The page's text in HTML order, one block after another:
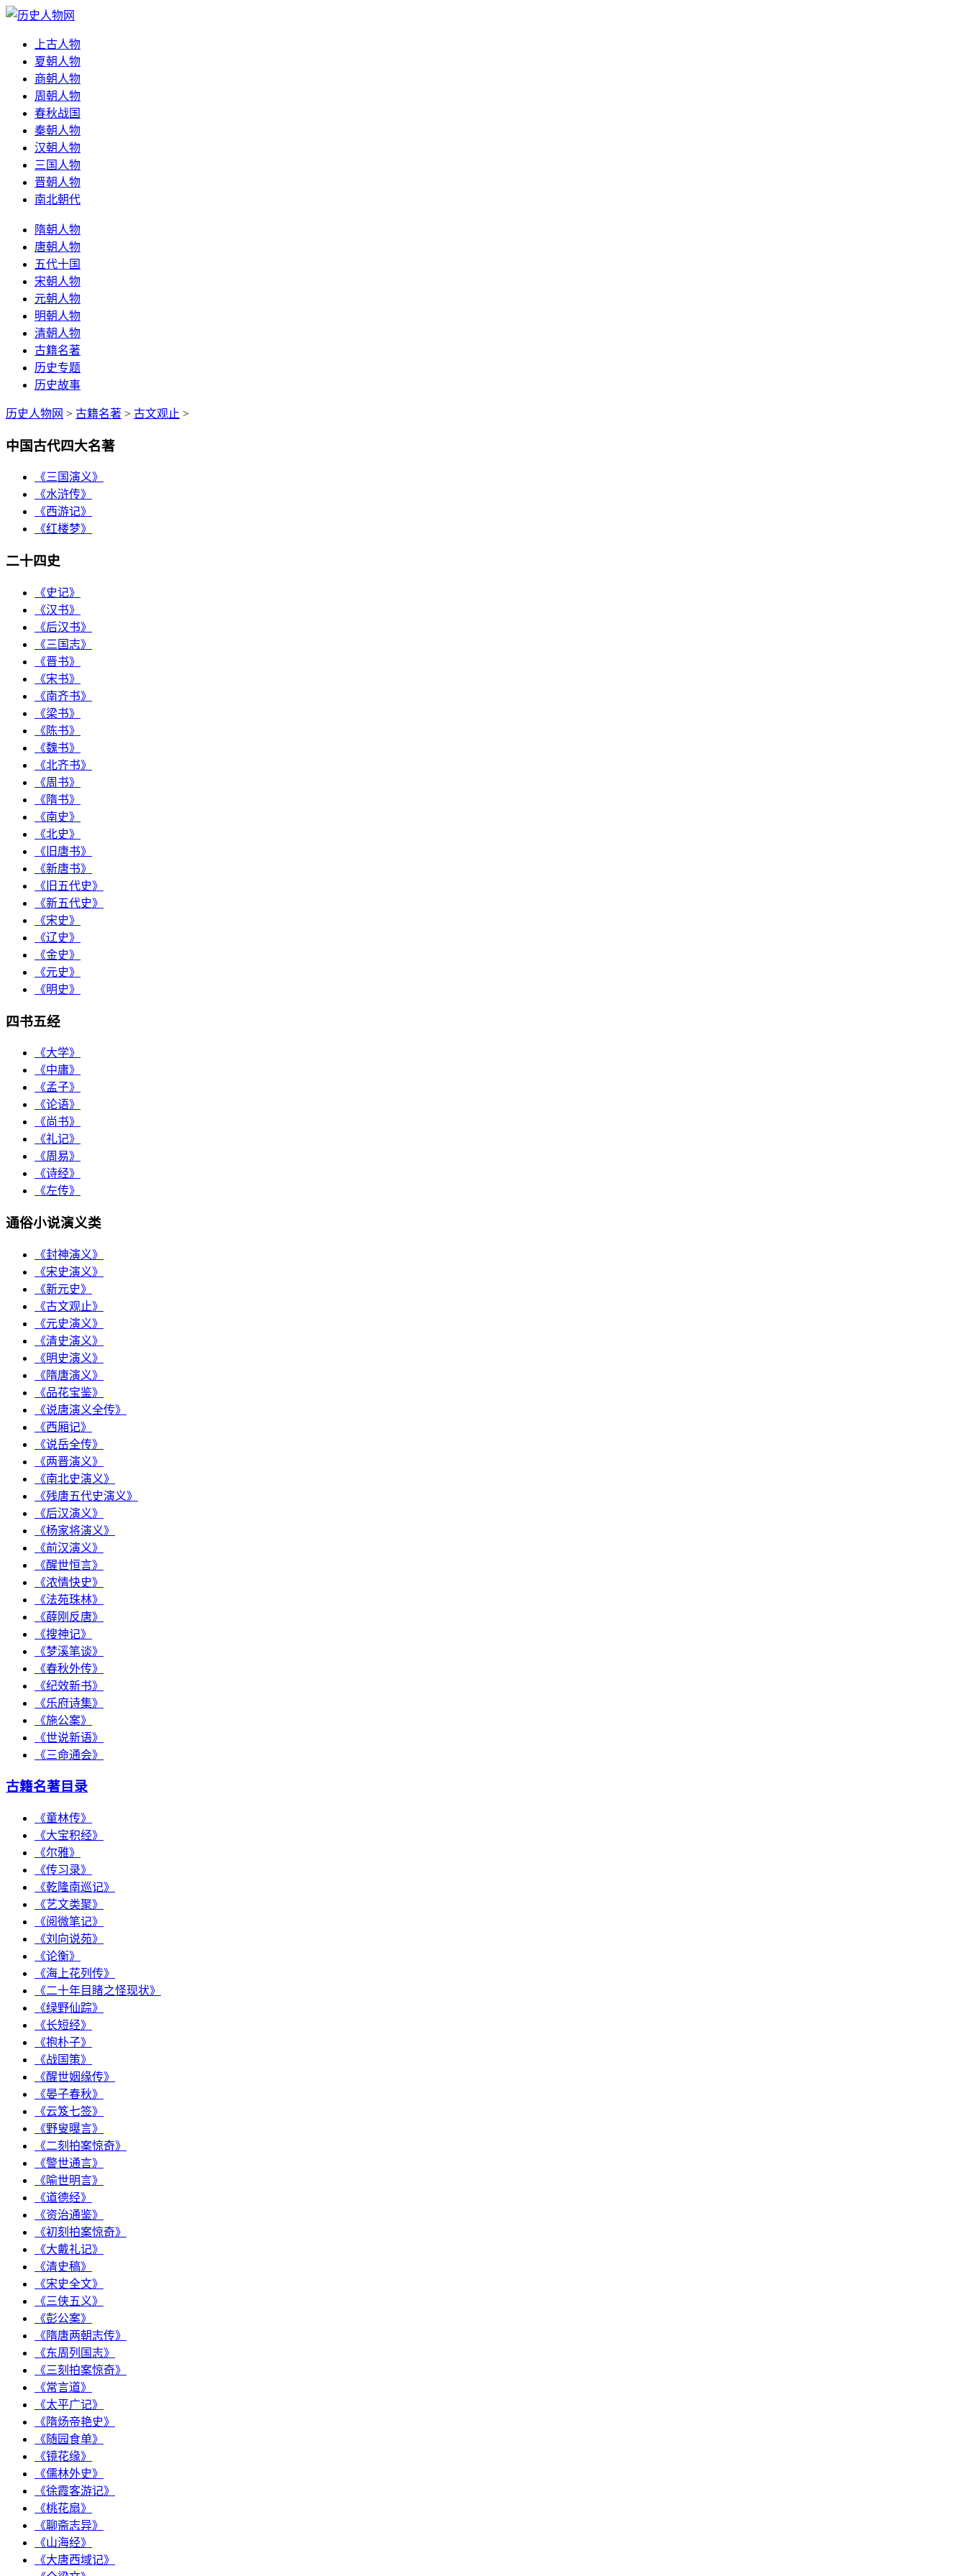
上古人物
夏朝人物
商朝人物
周朝人物
春秋战国
秦朝人物
汉朝人物
三国人物
晋朝人物
南北朝代
隋朝人物
唐朝人物
五代十国
宋朝人物
元朝人物
明朝人物
清朝人物
古籍名著
历史专题
历史故事
历史人物网 > 古籍名著 > 古文观止 >
中国古代四大名著
《三国演义》
《水浒传》
《西游记》
《红楼梦》
二十四史
《史记》
《汉书》
《后汉书》
《三国志》
《晋书》
《宋书》
《南齐书》
《梁书》
《陈书》
《魏书》
《北齐书》
《周书》
《隋书》
《南史》
《北史》
《旧唐书》
《新唐书》
《旧五代史》
《新五代史》
《宋史》
《辽史》
《金史》
《元史》
《明史》
四书五经
《大学》
《中庸》
《孟子》
《论语》
《尚书》
《礼记》
《周易》
《诗经》
《左传》
通俗小说演义类
《封神演义》
《宋史演义》
《新元史》
《古文观止》
《元史演义》
《清史演义》
《明史演义》
《隋唐演义》
《品花宝鉴》
《说唐演义全传》
《西厢记》
《说岳全传》
《两晋演义》
《南北史演义》
《残唐五代史演义》
《后汉演义》
《杨家将演义》
《前汉演义》
《醒世恒言》
《浓情快史》
《法苑珠林》
《薛刚反唐》
《搜神记》
《梦溪笔谈》
《春秋外传》
《纪效新书》
《乐府诗集》
《施公案》
《世说新语》
《三命通会》
古籍名著目录
《童林传》
《大宝积经》
《尔雅》
《传习录》
《乾隆南巡记》
《艺文类聚》
《阅微笔记》
《刘向说苑》
《论衡》
《海上花列传》
《二十年目睹之怪现状》
《绿野仙踪》
《长短经》
《抱朴子》
《战国策》
《醒世姻缘传》
《晏子春秋》
《云笈七签》
《野叟曝言》
《二刻拍案惊奇》
《警世通言》
《喻世明言》
《道德经》
《资治通鉴》
《初刻拍案惊奇》
《大戴礼记》
《清史稿》
《宋史全文》
《三侠五义》
《彭公案》
《隋唐两朝志传》
《东周列国志》
《三刻拍案惊奇》
《常言道》
《太平广记》
《隋炀帝艳史》
《随园食单》
《镜花缘》
《儒林外史》
《徐霞客游记》
《桃花扇》
《聊斋志异》
《山海经》
《大唐西域记》